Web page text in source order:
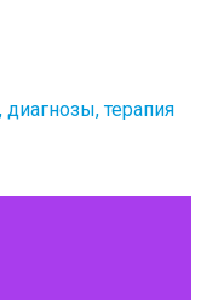
терапия